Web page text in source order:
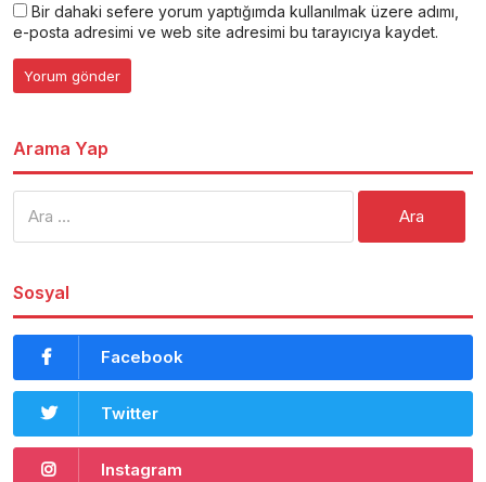
Bir dahaki sefere yorum yaptığımda kullanılmak üzere adımı,
e-posta adresimi ve web site adresimi bu tarayıcıya kaydet.
Arama Yap
Sosyal
Facebook
Twitter
Instagram